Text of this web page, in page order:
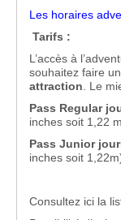
Les horaires
Tarifs :
L’accès à
souhaitez faire
attraction . Le
Pass Regular
inches soit 1,22
Pass Junior
inches soit
Consultez ici la